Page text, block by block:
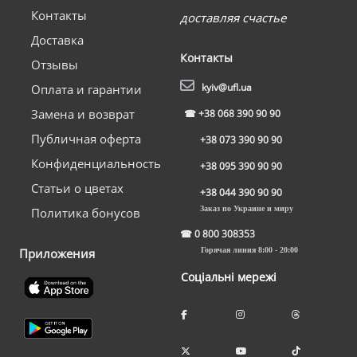
Контакты
Доставка
Отзывы
Оплата и гарантии
Замена и возврат
Публичная оферта
Конфиденциальность
Статьи о цветах
Политика бонусов
Приложения
доставляя счастье
Контакты
kyiv@ufl.ua
☎+38 068 390 90 90
+38 073 390 90 90
+38 095 390 90 90
+38 044 390 90 90
Заказ по Украине и миру
☎0 800 308353
Горячая линия 8:00 - 20:00
Соціальні мережі